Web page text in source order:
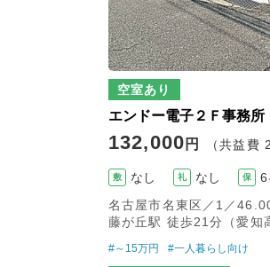
空室あり
エンドー電子２Ｆ事務所
132,000 円 （共益費
敷 なし 礼 なし 保 6
名古屋市名東区／1／
藤が丘駅 徒歩21分（愛知
#～15万円 #一人暮らし向け